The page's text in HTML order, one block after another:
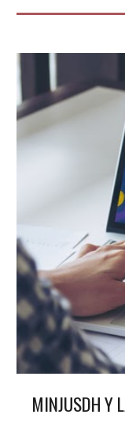
MINJUSDH Y